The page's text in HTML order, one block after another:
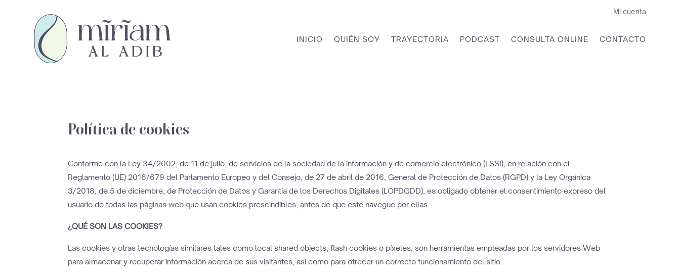
Mi cuenta
INICIO QUIÉN SOY TRAYECTORIA PODCAST CONSULTA ONLINE CONTACTO
Política de cookies
Conforme con la Ley 34/2002, de 11 de julio, de servicios de la sociedad de la información y de comercio electrónico (LSSI), en relación con el
Reglamento (UE) 2016/679 del Parlamento Europeo y del Consejo, de 27 de abril de 2016, General de Protección de Datos (RGPD) y la Ley Orgánica
3/2018, de 5 de diciembre, de Protección de Datos y Garantía de los Derechos Digitales (LOPDGDD), es obligado obtener el consentimiento expreso del
usuario de todas las páginas web que usan cookies prescindibles, antes de que este navegue por ellas.
¿QUÉ SON LAS COOKIES?
Las cookies y otras tecnologías similares tales como local shared objects, flash cookies o píxeles, son herramientas empleadas por los servidores Web
para almacenar y recuperar información acerca de sus visitantes, así como para ofrecer un correcto funcionamiento del sitio.